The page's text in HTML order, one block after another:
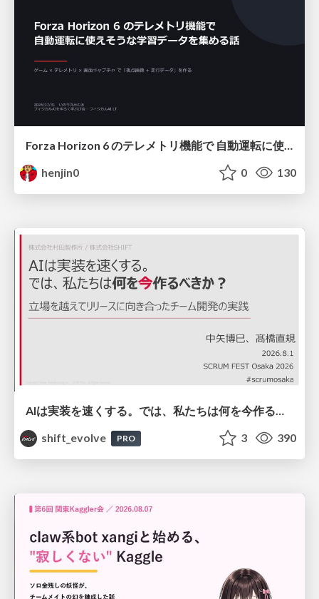
henjin0
0 130
AIは実装を速くする。では、私たちは何を今作るべきか？－立場を越えてリリースに向き合ったチーム開発の実践 / 20260801 Hiromi Nakaya and Naoki Takahashi
shift_evolve
PRO 3 390